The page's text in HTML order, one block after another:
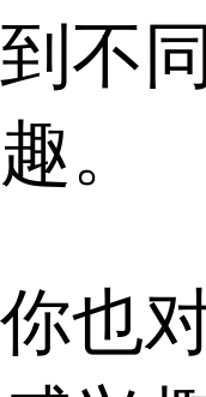
不
。
也